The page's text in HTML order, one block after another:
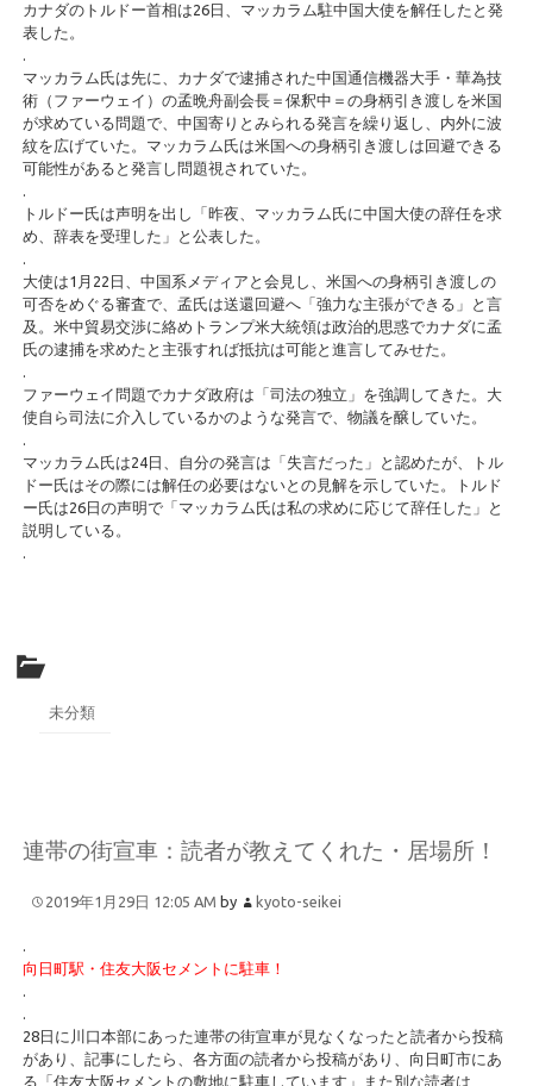
カナダのトルドー首相は26日、マッカラム駐中国大使を解任したと発
表した。
.
マッカラム氏は先に、カナダで逮捕された中国通信機器大手・華為技
術（ファーウェイ）の孟晩舟副会長＝保釈中＝の身柄引き渡しを米国
が求めている問題で、中国寄りとみられる発言を繰り返し、内外に波
紋を広げていた。マッカラム氏は米国への身柄引き渡しは回避できる
可能性があると発言し問題視されていた。
.
トルドー氏は声明を出し「昨夜、マッカラム氏に中国大使の辞任を求
め、辞表を受理した」と公表した。
.
大使は1月22日、中国系メディアと会見し、米国への身柄引き渡しの
可否をめぐる審査で、孟氏は送還回避へ「強力な主張ができる」と言
及。米中貿易交渉に絡めトランプ米大統領は政治的思惑でカナダに孟
氏の逮捕を求めたと主張すれば抵抗は可能と進言してみせた。
.
ファーウェイ問題でカナダ政府は「司法の独立」を強調してきた。大
使自ら司法に介入しているかのような発言で、物議を醸していた。
.
マッカラム氏は24日、自分の発言は「失言だった」と認めたが、トル
ドー氏はその際には解任の必要はないとの見解を示していた。トルド
ー氏は26日の声明で「マッカラム氏は私の求めに応じて辞任した」と
説明している。
.
未分類
連帯の街宣車：読者が教えてくれた・居場所！
2019年1月29日 12:05 AM by kyoto-seikei
.
向日町駅・住友大阪セメントに駐車！
.
.
28日に川口本部にあった連帯の街宣車が見なくなったと読者から投稿
があり、記事にしたら、各方面の読者から投稿があり、向日町市にあ
る「住友大阪セメントの敷地に駐車しています」また別な読者は